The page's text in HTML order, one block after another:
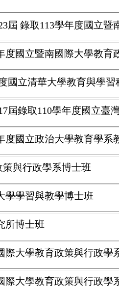
屆 錄取113學年度國立
度國立暨南國際大學教育
國立清華大學教育與學
屆錄取110學年度國立臺
度國立政治大學教育學系
與行政學系博士班
學學習與教學博士班
所博士班
際大學教育政策與行政學
際大學教育政策與行政學